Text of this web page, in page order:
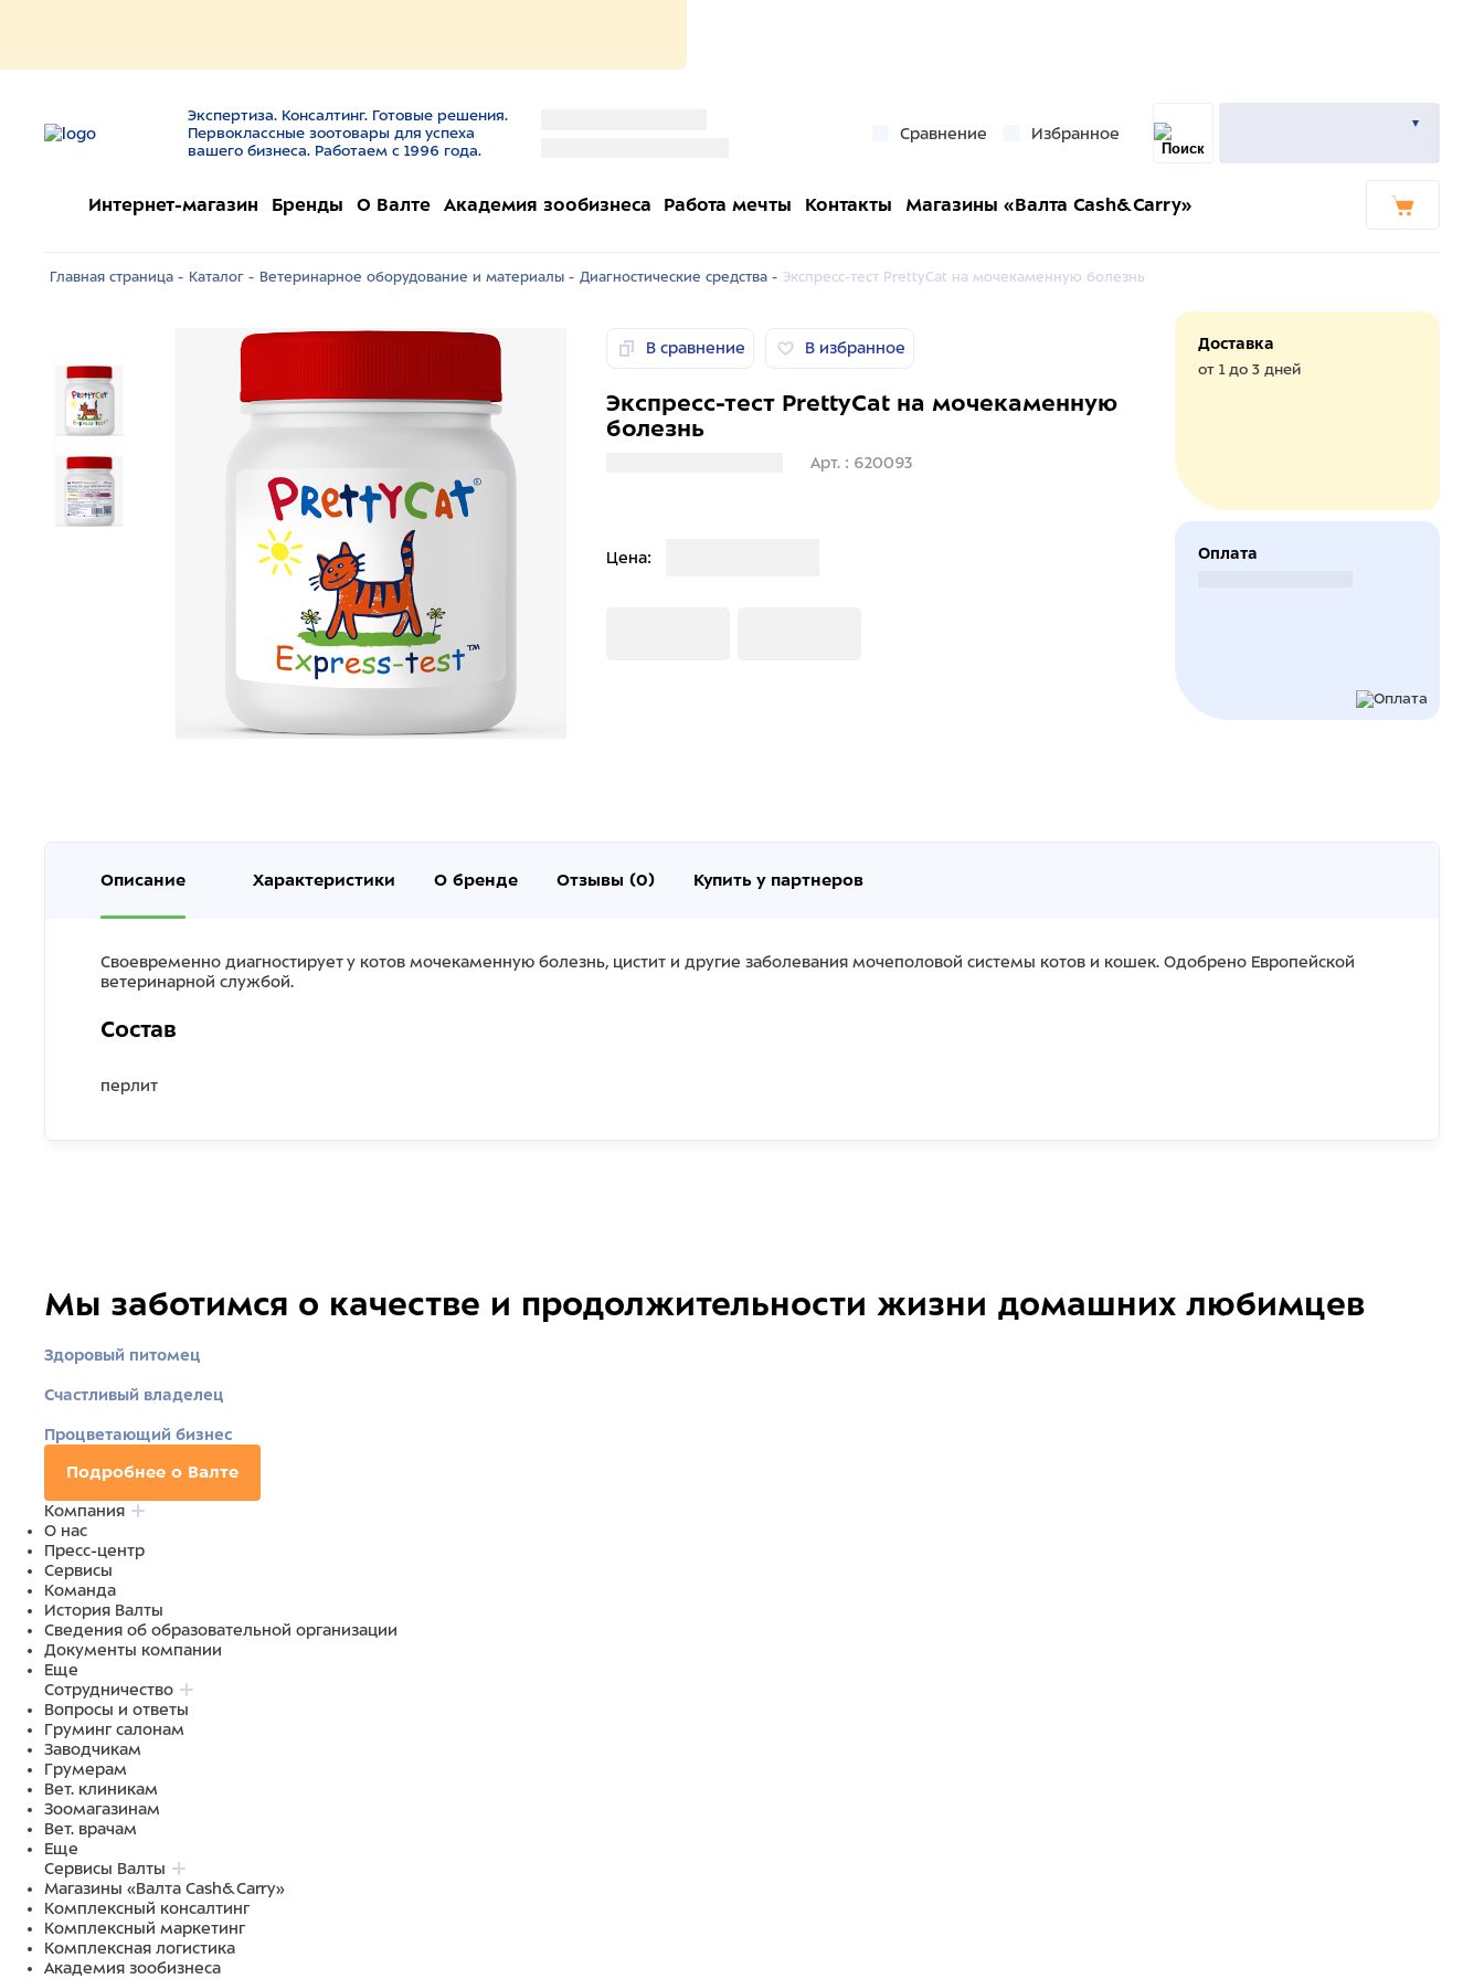
Экспертиза. Консалтинг. Готовые решения.
Первоклассные зоотовары для успеха
вашего бизнеса. Работаем с 1996 года.
Сравнение Избранное
Интернет-магазин Бренды О Валте Академия зообизнеса Работа мечты Контакты Магазины «Валта Cash&Carry»
Главная страница - Каталог - Ветеринарное оборудование и материалы - Диагностические средства - Экспресс-тест PrettyCat на мочекаменную болезнь
В сравнение В избранное
Экспресс-тест PrettyCat на мочекаменную
болезнь
Арт. : 620093
Цена:
Доставка
от 1 до 3 дней
Оплата
Описание Характеристики О бренде Отзывы (0) Купить у партнеров
Своевременно диагностирует у котов мочекаменную болезнь, цистит и другие заболевания мочеполовой системы котов и кошек. Одобрено Европейской
ветеринарной cлужбой.
Состав
перлит
Мы заботимся о качестве и продолжительности жизни домашних любимцев
Здоровый питомец
Счастливый владелец
Процветающий бизнес
Подробнее о Валте
Компания
О нас
Пресс-центр
Сервисы
Команда
История Валты
Сведения об образовательной организации
Документы компании
Еще
Сотрудничество
Вопросы и ответы
Груминг салонам
Заводчикам
Грумерам
Вет. клиникам
Зоомагазинам
Вет. врачам
Еще
Сервисы Валты
Магазины «Валта Cash&Carry»
Комплексный консалтинг
Комплексный маркетинг
Комплексная логистика
Академия зообизнеса